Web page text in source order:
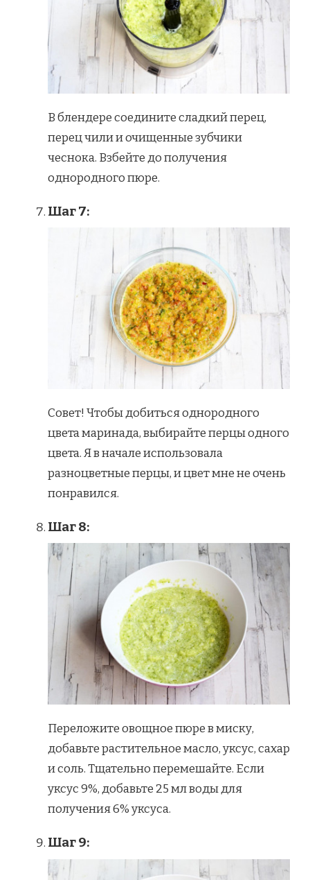
В блендере соедините сладкий перец,
перец чили и очищенные зубчики
чеснока. Взбейте до получения
однородного пюре.
Шаг 7:
Совет! Чтобы добиться однородного
цвета маринада, выбирайте перцы одного
цвета. Я в начале использовала
разноцветные перцы, и цвет мне не очень
понравился.
Шаг 8:
Переложите овощное пюре в миску,
добавьте растительное масло, уксус, сахар
и соль. Тщательно перемешайте. Если
уксус 9%, добавьте 25 мл воды для
получения 6% уксуса.
Шаг 9: